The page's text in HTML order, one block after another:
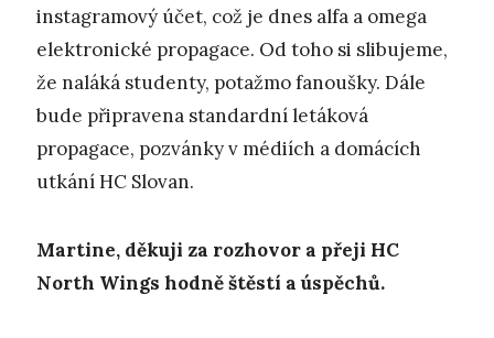
instagramový účet, což je dnes alfa a omega
elektronické propagace. Od toho si slibujeme,
že naláká studenty, potažmo fanoušky. Dále
bude připravena standardní letáková
propagace, pozvánky v médiích a domácích
utkání HC Slovan.
Martine, děkuji za rozhovor a přeji HC
North Wings hodně štěstí a úspěchů.